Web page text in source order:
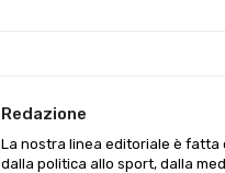
Redazione
La nostra linea editoriale è
dalla politica allo sport, dalla